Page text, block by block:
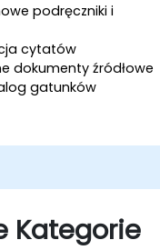
podręczniki i
cytatów
dokumenty źródłowe
gatunków
Kategorie